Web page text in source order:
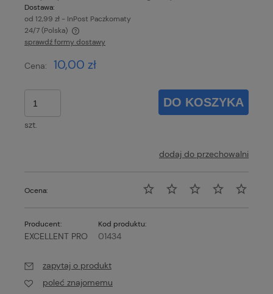
Dostawa:
od 12,99 zł - InPost Paczkomaty
24/7(Polska)
Cena nie zawiera ewentualnych kosztów płatności
sprawdź formy dostawy
Cena: 10,00 zł
szt.
DO KOSZYKA
dodaj do przechowalni
Ocena:
Producent:
EXCELLENT PRO
Kod produktu:
01434
zapytaj o produkt
poleć znajomemu